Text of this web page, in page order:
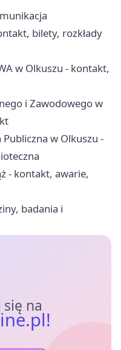
bilety, rozkłady
w Olkuszu - kontakt,
i Zawodowego w
w Olkuszu -
- kontakt, awarie,
badania i
na